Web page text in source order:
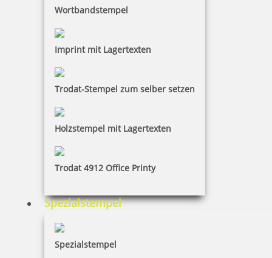
Wortbandstempel
Imprint mit Lagertexten
Trodat-Stempel zum selber setzen
Holzstempel mit Lagertexten
Trodat 4912 Office Printy
Spezialstempel
Spezialstempel